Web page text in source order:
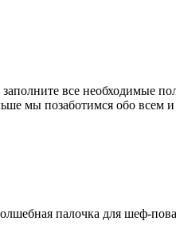
все необходимые
мы позаботимся обо всем
палочка для шеф-